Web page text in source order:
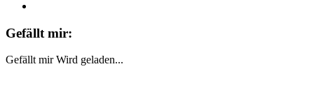
Gefällt mir:
Gefällt mir Wird geladen...